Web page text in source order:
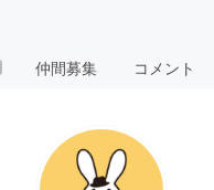
仲間募集 コメント